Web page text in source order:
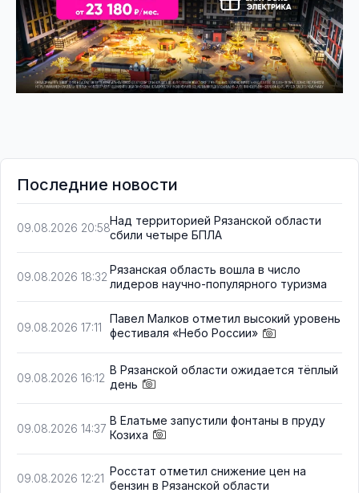
Последние новости
09.08.2026 20:58
Над территорией Рязанской области
сбили четыре БПЛА
09.08.2026 18:32
Рязанская область вошла в число
лидеров научно-популярного туризма
09.08.2026 17:11
Павел Малков отметил высокий уровень
фестиваля «Небо России»
09.08.2026 16:12
В Рязанской области ожидается тёплый
день
09.08.2026 14:37
В Елатьме запустили фонтаны в пруду
Козиха
09.08.2026 12:21
Росстат отметил снижение цен на
бензин в Рязанской области